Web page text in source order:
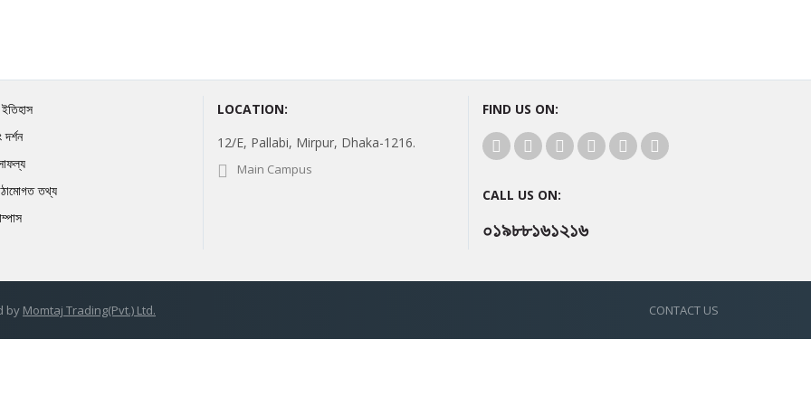
তথ্য
LOCATION:
12/E, Pallabi, Mirpur, Dhaka-1216.
Main Campus
FIND US ON:
CALL US ON:
০১৯৮৮১৬১২১৬
by Momtaj Trading(Pvt.) Ltd. CONTACT US